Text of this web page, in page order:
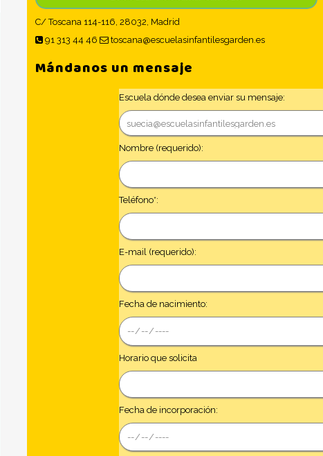
C/ Toscana 114-116, 28032, Madrid
91 313 44 46
toscana@escuelasinfantilesgarden.es
Mándanos un mensaje
Escuela dónde desea enviar su mensaje:
Nombre (requerido):
Teléfono*:
E-mail (requerido):
Fecha de nacimiento:
Horario que solicita
Fecha de incorporación: